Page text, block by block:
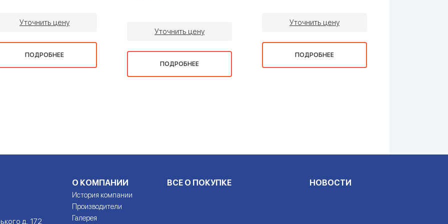
Уточнить цену
ПОДРОБНЕЕ
Уточнить цену
ПОДРОБНЕЕ
Уточнить цену
ПОДРОБНЕЕ
д. 172
О КОМПАНИИ
История компании
Производители
Галерея
ВСЕ О ПОКУПКЕ НОВОСТИ